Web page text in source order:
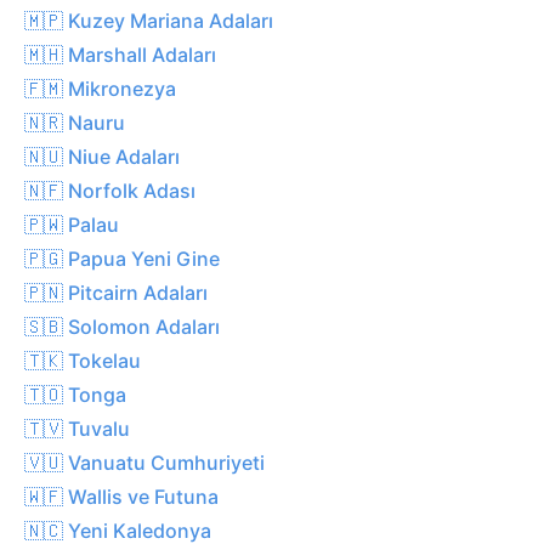
🇲🇵 Kuzey Mariana Adaları
🇲🇭 Marshall Adaları
🇫🇲 Mikronezya
🇳🇷 Nauru
🇳🇺 Niue Adaları
🇳🇫 Norfolk Adası
🇵🇼 Palau
🇵🇬 Papua Yeni Gine
🇵🇳 Pitcairn Adaları
🇸🇧 Solomon Adaları
🇹🇰 Tokelau
🇹🇴 Tonga
🇹🇻 Tuvalu
🇻🇺 Vanuatu Cumhuriyeti
🇼🇫 Wallis ve Futuna
🇳🇨 Yeni Kaledonya